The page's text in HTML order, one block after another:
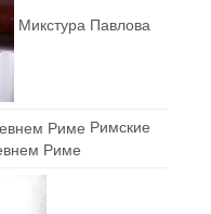
Микстура Павлова
Римские
Риме